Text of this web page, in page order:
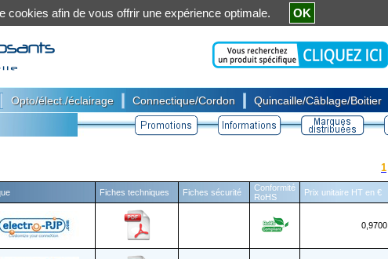
Opto/élect./éclairage Connectique/Cordon Quincaille/Câblage/Boitier
1
Fiches techniques Fiches sécurité
Conformité
RoHS
Prix unitaire HT en €
0,9700
cookies afin de vous offrir une expérience optimale. OK